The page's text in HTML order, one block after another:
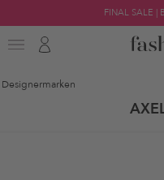
FINAL SALE |
Designermarken